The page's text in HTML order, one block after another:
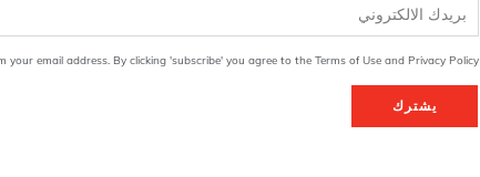
your email address. By clicking 'subscribe' you agree to the Terms of Use and Privacy Policy
يشترك